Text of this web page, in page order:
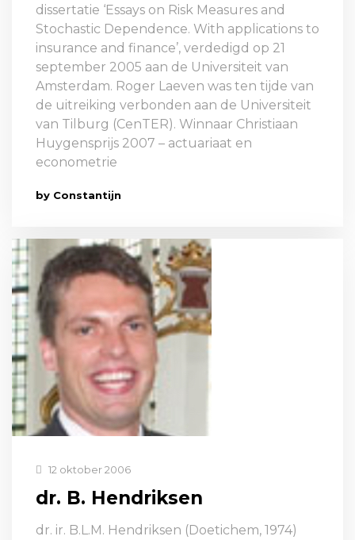
dissertatie ‘Essays on Risk Measures and
Stochastic Dependence. With applications to
insurance and finance’, verdedigd op 21
september 2005 aan de Universiteit van
Amsterdam. Roger Laeven was ten tijde van
de uitreiking verbonden aan de Universiteit
van Tilburg (CenTER). Winnaar Christiaan
Huygensprijs 2007 – actuariaat en
econometrie
by Constantijn
12 oktober 2006
dr. B. Hendriksen
dr. ir. B.L.M. Hendriksen (Doetichem, 1974)